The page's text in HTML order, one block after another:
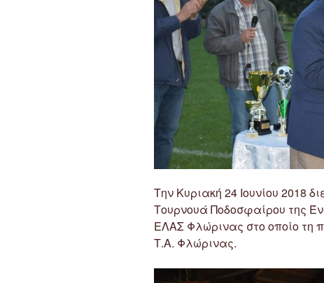
Την Κυριακή 24 Ιουνίου 2018
Τουρνουά Ποδοσφαίρου της
ΕΛΑΣ Φλώρινας στο οποίο τη
Τ.Α. Φλώρινας.